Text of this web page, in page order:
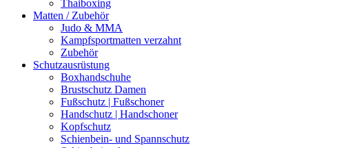
Thaiboxing
Matten / Zubehör
Judo & MMA
Kampfsportmatten verzahnt
Zubehör
Schutzausrüstung
Boxhandschuhe
Brustschutz Damen
Fußschutz | Fußschoner
Handschutz | Handschoner
Kopfschutz
Schienbein- und Spannschutz